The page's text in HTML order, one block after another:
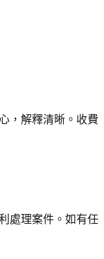
，解釋清晰。收費
處理案件。如有任